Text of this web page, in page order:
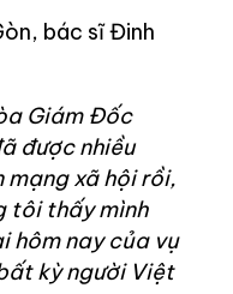
bác sĩ Đinh
Giám Đốc
được nhiều
mạng xã hội rồi,
tôi thấy mình
hôm nay của vụ
kỳ người Việt